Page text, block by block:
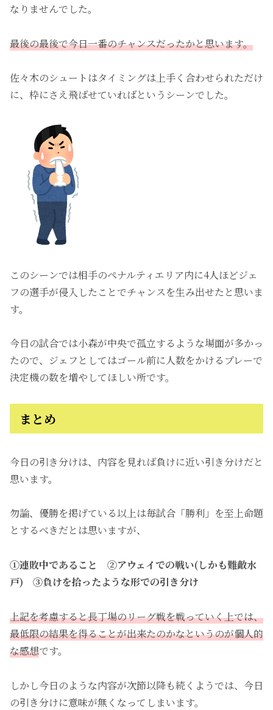
なりませんでした。
最後の最後で今日一番のチャンスだったかと思います。
佐々木のシュートはタイミングは上手く合わせられただけ
に、枠にさえ飛ばせていればというシーンでした。
このシーンでは相手のペナルティエリア内に4人ほどジェ
フの選手が侵入したことでチャンスを生み出せたと思いま
す。
今日の試合では小森が中央で孤立するような場面が多かっ
たので、ジェフとしてはゴール前に人数をかけるプレーで
決定機の数を増やしてほしい所です。
まとめ
今日の引き分けは、内容を見れば負けに近い引き分けだと
思います。
勿論、優勝を掲げている以上は毎試合「勝利」を至上命題
とするべきだとは思いますが、
①連敗中であること ②アウェイでの戦い(しかも難敵水
戸) ③負けを拾ったような形での引き分け
上記を考慮すると長丁場のリーグ戦を戦っていく上では、
最低限の結果を得ることが出来たのかなというのが個人的
な感想です。
しかし今日のような内容が次節以降も続くようでは、今日
の引き分けに意味が無くなってしまいます。